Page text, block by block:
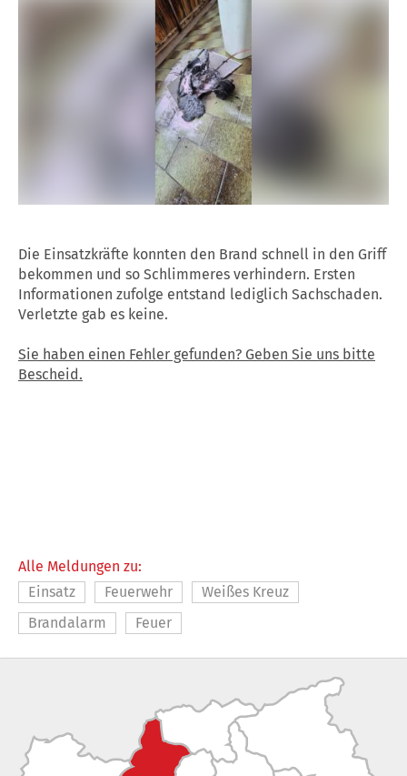
Die Einsatzkräfte konnten den Brand schnell in den Griff
bekommen und so Schlimmeres verhindern. Ersten
Informationen zufolge entstand lediglich Sachschaden.
Verletzte gab es keine.
Sie haben einen Fehler gefunden? Geben Sie uns bitte
Bescheid.
Alle Meldungen zu:
Einsatz
Feuerwehr
Weißes Kreuz
Brandalarm
Feuer